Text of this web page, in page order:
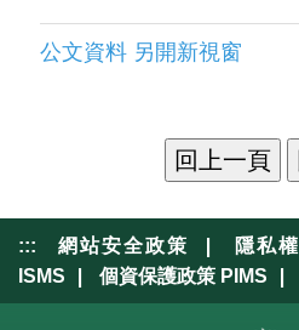
公文資料 另開新視窗
::: 網站安全政策 | 隱私
ISMS
| 個資保護政策 PIMS |